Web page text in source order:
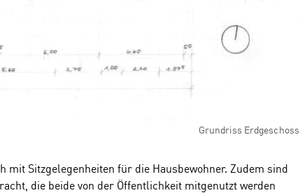
Grundriss Erdgeschoss
Sitzgelegenheiten für die Hausbewohner. Zudem sind
die beide von der Öffentlichkeit mitgenutzt werden